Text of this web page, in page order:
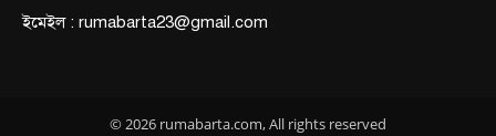
ইমেইল : rumabarta23@gmail.com
© 2026 rumabarta.com, All rights reserved